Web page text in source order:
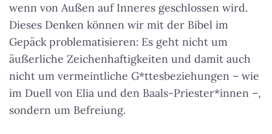
wenn von Außen auf Inneres geschlossen wird.
Dieses Denken können wir mit der Bibel im
Gepäck problematisieren: Es geht nicht um
äußerliche Zeichenhaftigkeiten und damit auch
nicht um vermeintliche G*ttesbeziehungen – wie
im Duell von Elia und den Baals-Priester*innen –,
sondern um Befreiung.